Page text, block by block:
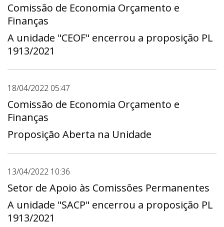
Comissão de Economia Orçamento e
Finanças
A unidade "CEOF" encerrou a proposição PL
1913/2021
18/04/2022 05:47
Comissão de Economia Orçamento e
Finanças
Proposição Aberta na Unidade
13/04/2022 10:36
Setor de Apoio às Comissões Permanentes
A unidade "SACP" encerrou a proposição PL
1913/2021